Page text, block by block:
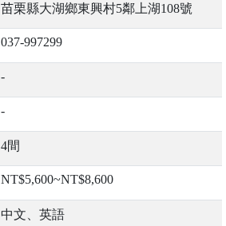
苗栗縣大湖鄉東興村5鄰上湖108號
037-997299
-
-
4間
NT$5,600~NT$8,600
中文、英語